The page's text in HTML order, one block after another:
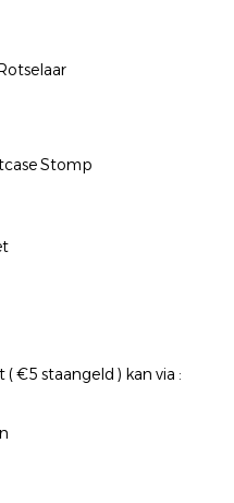
Stomp
€5 staangeld ) kan via :